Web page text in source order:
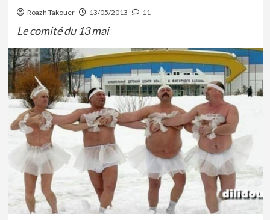
Roazh Takouer 13/05/2013 11
Le comité du 13 mai